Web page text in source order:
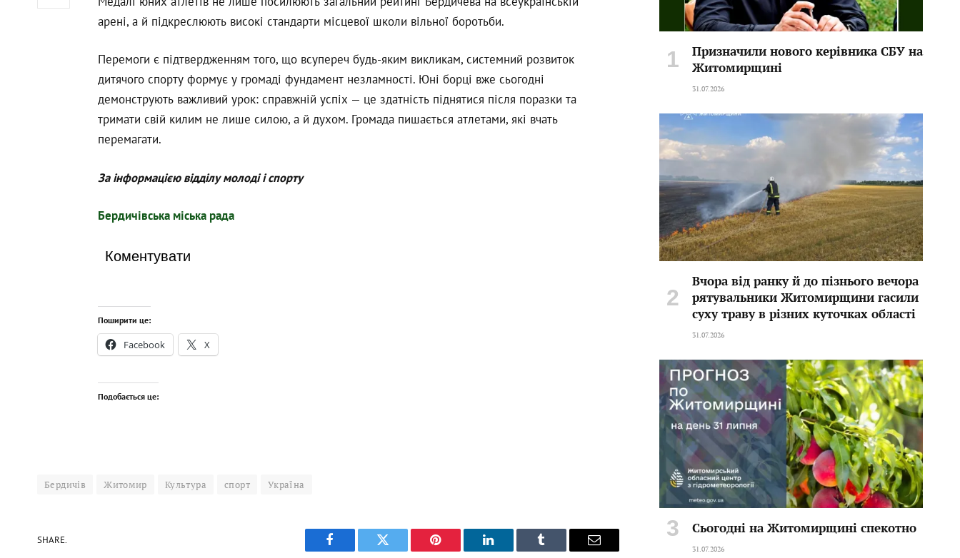
арені, а й підкреслюють високі стандарти місцевої школи вільної боротьби.
Перемоги є підтвердженням того, що всупереч будь-яким викликам, системний розвиток
дитячого спорту формує у громаді фундамент незламності. Юні борці вже сьогодні
демонструють важливий урок: справжній успіх — це здатність піднятися після поразки та
тримати свій килим не лише силою, а й духом. Громада пишається атлетами, які вчать
перемагати.
За інформацією відділу молоді і спорту
Бердичівська міська рада
Коментувати
Поширити це:
Facebook X
Подобається це:
Бердичів Житомир Культура спорт Україна
SHARE.
Facebook Twitter Pinterest LinkedIn Tumblr Email
Призначили нового керівника СБУ на
Житомирщині
31.07.2026
Вчора від ранку й до пізнього вечора
рятувальники Житомирщини гасили
суху траву в різних куточках області
31.07.2026
Сьогодні на Житомирщині спекотно
31.07.2026